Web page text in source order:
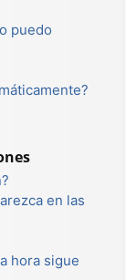
puedo
en las
hora sigue